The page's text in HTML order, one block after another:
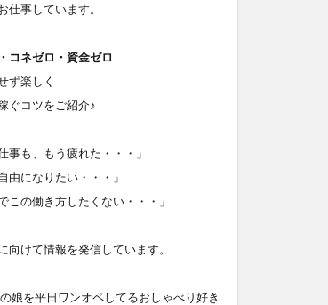
仕事しています。
コネゼロ・資金ゼロ
ず楽しく
ぐコツをご紹介♪
事も、もう疲れた・・・」
由になりたい・・・」
この働き方したくない・・・」
向けて情報を発信しています。
娘を平日ワンオペしてるおしゃべり好き